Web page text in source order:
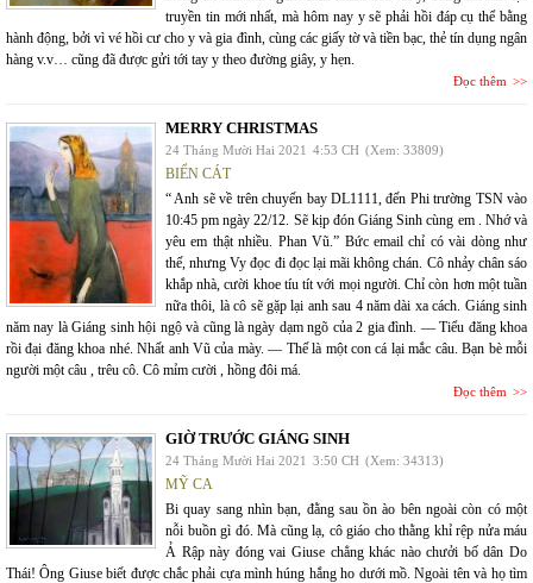
truyền tin mới nhất, mà hôm nay y sẽ phải hồi đáp cụ thể bằng
hành động, bởi vì vé hồi cư cho y và gia đình, cùng các giấy tờ và tiền bạc, thẻ tín dụng ngân
hàng v.v… cũng đã được gửi tới tay y theo đường giây, y hẹn.
Đọc thêm
MERRY CHRISTMAS
24 Tháng Mười Hai 2021 4:53 CH (Xem: 33809)
BIỂN CÁT
“ Anh sẽ về trên chuyến bay DL1111, đến Phi trường TSN vào
10:45 pm ngày 22/12. Sẽ kịp đón Giáng Sinh cùng em . Nhớ và
yêu em thật nhiều. Phan Vũ.” Bức email chỉ có vài dòng như
thế, nhưng Vy đọc đi đọc lại mãi không chán. Cô nhảy chân sáo
khắp nhà, cười khoe tíu tít với mọi người. Chỉ còn hơn một tuần
nữa thôi, là cô sẽ gặp lại anh sau 4 năm dài xa cách. Giáng sinh
năm nay là Giáng sinh hội ngộ và cũng là ngày dạm ngõ của 2 gia đình. — Tiểu đăng khoa
rồi đại đăng khoa nhé. Nhất anh Vũ của mày. — Thế là một con cá lại mắc câu. Bạn bè mỗi
người một câu , trêu cô. Cô mỉm cười , hồng đôi má.
Đọc thêm
GIỜ TRƯỚC GIÁNG SINH
24 Tháng Mười Hai 2021 3:50 CH (Xem: 34313)
MỸ CA
Bi quay sang nhìn bạn, đằng sau ồn ào bên ngoài còn có một
nỗi buồn gì đó. Mà cũng lạ, cô giáo cho thằng khỉ rệp nửa máu
Ả Rập này đóng vai Giuse chẳng khác nào chưởi bố dân Do
Thái! Ông Giuse biết được chắc phải cựa mình húng hắng ho dưới mồ. Ngoài tên và họ tìm